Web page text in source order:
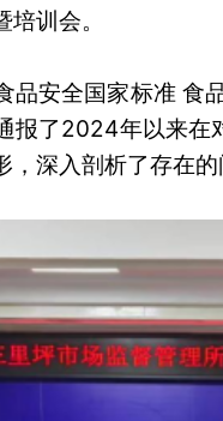
训会。
品安全国家标准
报了2024年以来在
，深入剖析了存在